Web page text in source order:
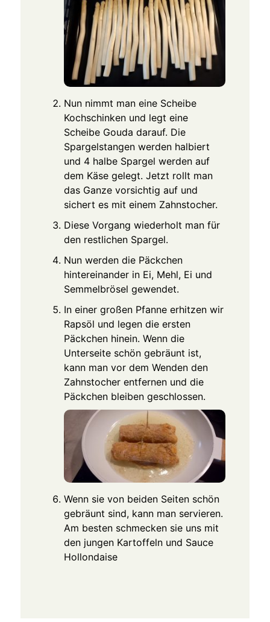
Nun nimmt man eine Scheibe
Kochschinken und legt eine
Scheibe Gouda darauf. Die
Spargelstangen werden halbiert
und 4 halbe Spargel werden auf
dem Käse gelegt. Jetzt rollt man
das Ganze vorsichtig auf und
sichert es mit einem Zahnstocher.
Diese Vorgang wiederholt man für
den restlichen Spargel.
Nun werden die Päckchen
hintereinander in Ei, Mehl, Ei und
Semmelbrösel gewendet.
In einer großen Pfanne erhitzen wir
Rapsöl und legen die ersten
Päckchen hinein. Wenn die
Unterseite schön gebräunt ist,
kann man vor dem Wenden den
Zahnstocher entfernen und die
Päckchen bleiben geschlossen.
Wenn sie von beiden Seiten schön
gebräunt sind, kann man servieren.
Am besten schmecken sie uns mit
den jungen Kartoffeln und Sauce
Hollondaise